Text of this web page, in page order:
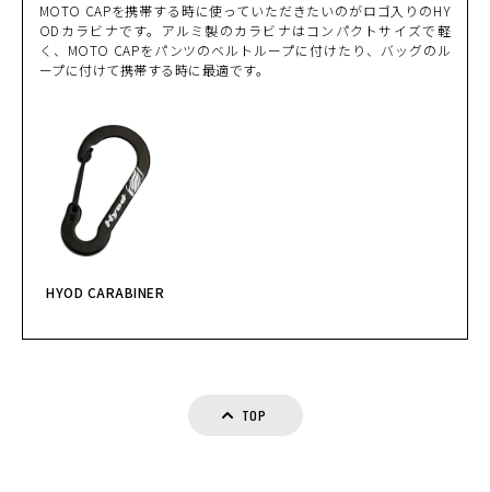
MOTO CAPを携帯する時に使っていただきたいのがロゴ入りのHY
ODカラビナです。アルミ製のカラビナはコンパクトサイズで軽
く、MOTO CAPをパンツのベルトループに付けたり、バッグのル
ープに付けて携帯する時に最適です。
HYOD CARABINER
TOP